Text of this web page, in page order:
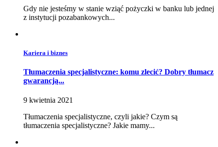
Gdy nie jesteśmy w stanie wziąć pożyczki w banku lub jednej
z instytucji pozabankowych...
Kariera i biznes
Tłumaczenia specjalistyczne: komu zlecić? Dobry tłumacz
gwarancją...
9 kwietnia 2021
Tłumaczenia specjalistyczne, czyli jakie? Czym są
tłumaczenia specjalistyczne? Jakie mamy...